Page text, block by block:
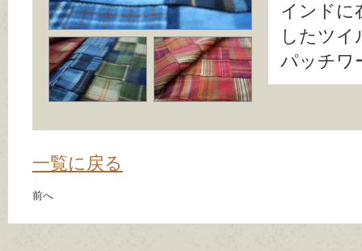
インドに
したツイ
パッチワ
一覧に戻る
前へ